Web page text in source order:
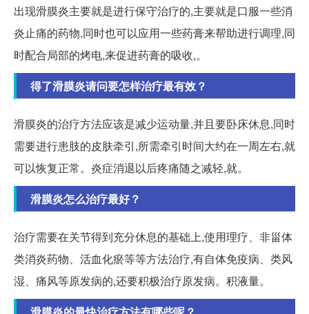
出现滑膜炎主要就是进行保守治疗的,主要就是口服一些消
炎止痛的药物,同时也可以应用一些药膏来帮助进行调理,同
时配合局部的烤电,来促进药膏的吸收,。
得了滑膜炎请问要怎样治疗最有效？
滑膜炎的治疗方法应该是减少运动量,并且要卧床休息,同时
需要进行患肢的皮肤牵引,所需牵引时间大约在一周左右,就
可以恢复正常。炎症消退以后疼痛随之减轻,就。
滑膜炎怎么治疗最好？
治疗需要在关节得到充分休息的基础上,使用理疗、非甾体
类消炎药物、活血化瘀等等方法治疗,有自体免疫病、类风
湿、痛风等原发病的,还要积极治疗原发病。积液量。